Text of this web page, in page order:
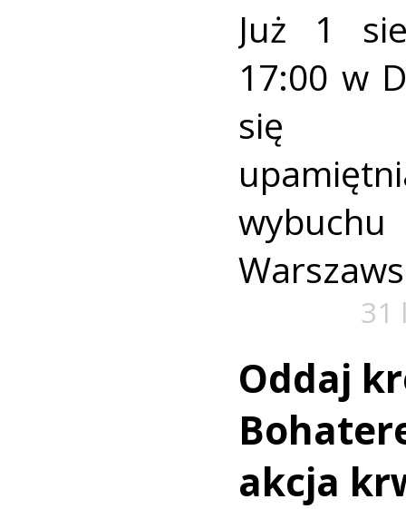
Już 1
17:00 w
się
31
Oddaj
akcja